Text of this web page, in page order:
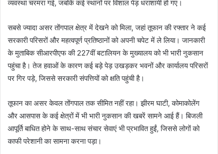
व्यवस्था चरमरा गई, जबकि कई स्थानों पर विशाल पेड़ धराशायी हो गए।
सबसे ज्यादा असर तोंगपाल क्षेत्र में देखने को मिला, जहां तूफान की रफ्तार ने कई
सरकारी परिसरों और महत्वपूर्ण प्रतिष्ठानों को अपनी चपेट में ले लिया। जानकारी
के मुताबिक सीआरपीएफ की 227वीं बटालियन के मुख्यालय को भी भारी नुकसान
पहुंचा है। तेज हवाओं के कारण कई बड़े पेड़ उखड़कर भवनों और कार्यालय परिसरों
पर गिर पड़े, जिससे सरकारी संपत्तियों को क्षति पहुंची है।
तूफान का असर केवल तोंगपाल तक सीमित नहीं रहा। झीरम घाटी, कोमाकोलेंग
और आसपास के कई क्षेत्रों में भी भारी नुकसान की खबरें सामने आई हैं। बिजली
आपूर्ति बाधित होने के साथ-साथ संचार सेवाएं भी प्रभावित हुईं, जिससे लोगों को
काफी परेशानी का सामना करना पड़ा।